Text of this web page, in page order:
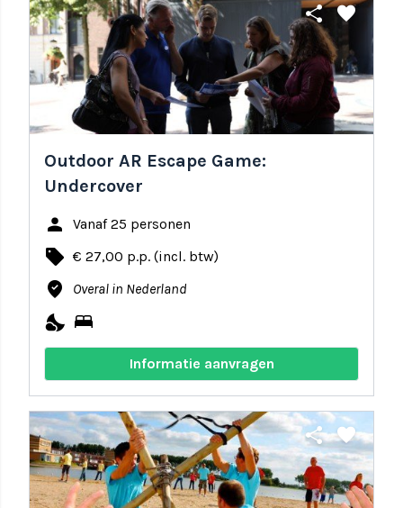
share favorite
Outdoor AR Escape Game:
Undercover
person Vanaf 25 personen
local_offer € 27,00 p.p. (incl. btw)
where_to_vote Overal in Nederland
nights_stay bed
Informatie aanvragen
share favorite